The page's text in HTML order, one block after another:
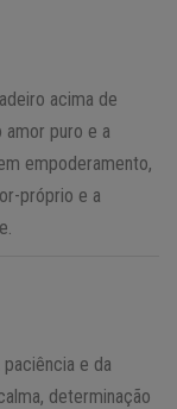
acima de
amor puro e a
empoderamento,
próprio e a
e da
determinação